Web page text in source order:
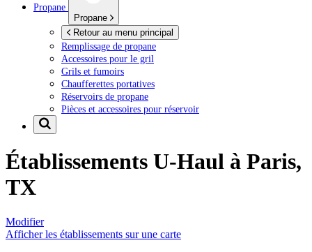
Propane
Propane
Retour au menu principal
Remplissage de propane
Accessoires pour le gril
Grils et fumoirs
Chaufferettes portatives
Réservoirs de propane
Pièces et accessoires pour réservoir
Établissements U-Haul à Paris,
TX
Modifier
Afficher les établissements sur une carte